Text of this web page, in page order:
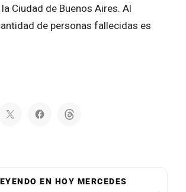
Ciudad de Buenos Aires. Al
de personas fallecidas es
EN HOY MERCEDES